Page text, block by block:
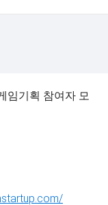
게
자
게
임기획 참여자 모